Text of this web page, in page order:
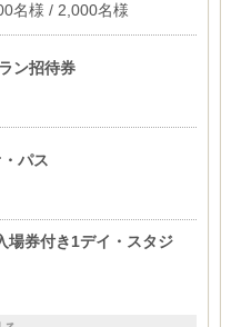
名様 / 2,000名様
ン招待券
パス
場券付き1デイ・スタジ